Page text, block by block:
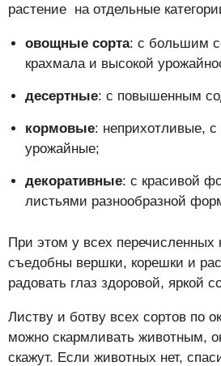
растение на отдельные
овощные сорта: с большим
крахмала и высокой
десертные: с повышенным
кормовые: неприхотливые,
урожайные;
декоративные: с красивой
листьями разнообразной
При этом у всех перечисленных
съедобны вершки, корешки и
радовать глаз здоровой, яркой
Листву и ботву всех сортов по
можно скармливать животным,
скажут. Если животных нет,